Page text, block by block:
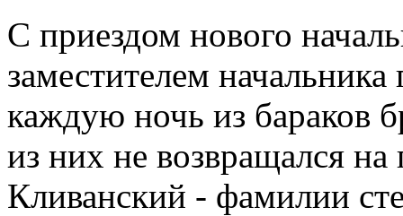
С приездом нового
заместителем
каждую ночь из бараков
из них не возвращался
Кливанский - фамилии